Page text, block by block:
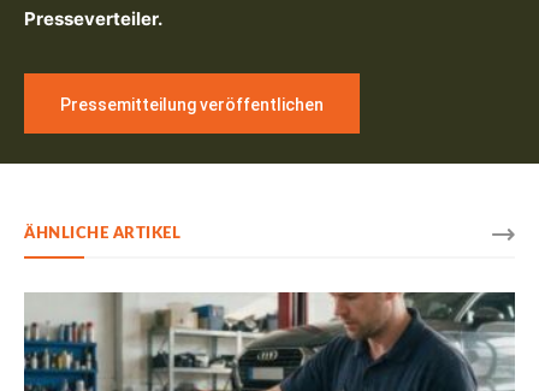
Presseverteiler.
Pressemitteilung veröffentlichen
ÄHNLICHE ARTIKEL